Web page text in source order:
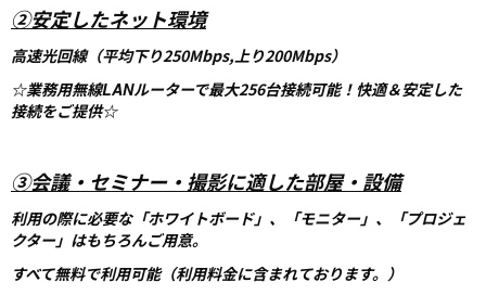
②安定したネット環境
高速光回線（平均下り250Mbps,上り200Mbps）
☆業務用無線LANルーターで最大256台接続可能！快適＆安定した
接続をご提供☆
③会議・セミナー・撮影に適した部屋・設備
利用の際に必要な「ホワイトボード」、「モニター」、「プロジェ
クター」はもちろんご用意。
すべて無料で利用可能（利用料金に含まれております。）